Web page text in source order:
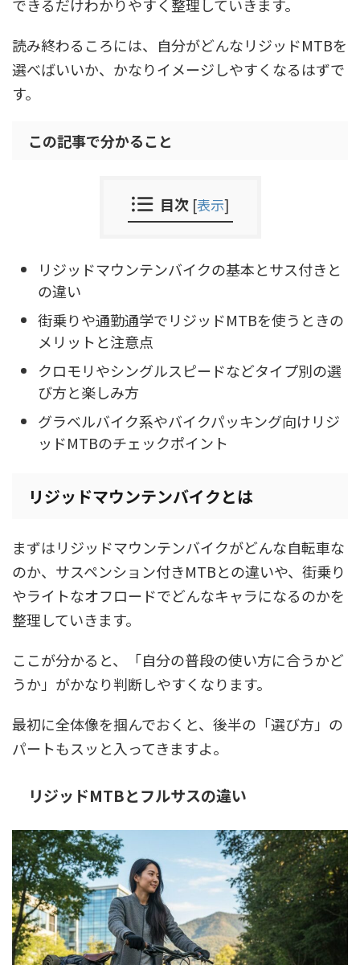
できるだけわかりやすく整理していきます。
読み終わるころには、自分がどんなリジッドMTBを
選べばいいか、かなりイメージしやすくなるはずで
す。
この記事で分かること
目次 [表示]
リジッドマウンテンバイクの基本とサス付きと
の違い
街乗りや通勤通学でリジッドMTBを使うときの
メリットと注意点
クロモリやシングルスピードなどタイプ別の選
び方と楽しみ方
グラベルバイク系やバイクパッキング向けリジ
ッドMTBのチェックポイント
リジッドマウンテンバイクとは
まずはリジッドマウンテンバイクがどんな自転車な
のか、サスペンション付きMTBとの違いや、街乗り
やライトなオフロードでどんなキャラになるのかを
整理していきます。
ここが分かると、「自分の普段の使い方に合うかど
うか」がかなり判断しやすくなります。
最初に全体像を掴んでおくと、後半の「選び方」の
パートもスッと入ってきますよ。
リジッドMTBとフルサスの違い